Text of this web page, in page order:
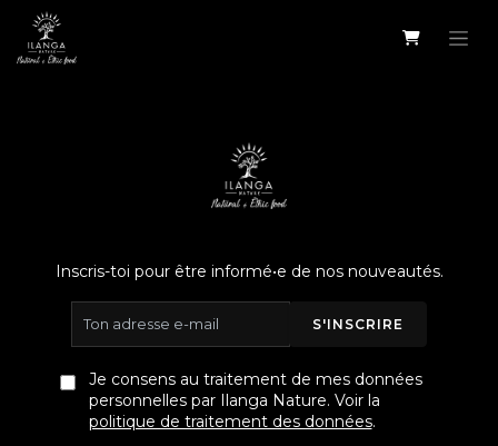
Se rendre au contenu
Inscris-toi pour être informé•e de nos nouveautés.
S'INSCRIRE
Je consens au traitement de mes données
personnelles par Ilanga Nature. Voir la
politique de traitement des données.